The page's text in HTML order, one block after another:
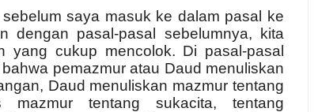
saya masuk ke dalam pasal ke
dengan pasal-pasal sebelumnya, kita
yang cukup mencolok. Di pasal-pasal
pemazmur atau Daud menuliskan
Daud menuliskan mazmur tentang
mazmur tentang sukacita, tentang